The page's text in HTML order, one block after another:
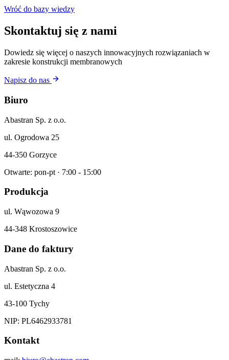
Wróć do bazy wiedzy
Skontaktuj się z nami
Dowiedz się więcej o naszych innowacyjnych rozwiązaniach w
zakresie konstrukcji membranowych
Napisz do nas
Biuro
Abastran Sp. z o.o.
ul. Ogrodowa 25
44-350 Gorzyce
Otwarte: pon-pt · 7:00 - 15:00
Produkcja
ul. Wąwozowa 9
44-348 Krostoszowice
Dane do faktury
Abastran Sp. z o.o.
ul. Estetyczna 4
43-100 Tychy
NIP: PL6462933781
Kontakt